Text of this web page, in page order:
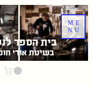
בית הספר
בשיטת אוּרִי
ME
NU